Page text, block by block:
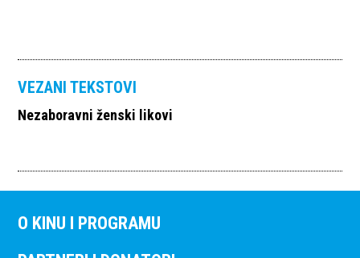
VEZANI TEKSTOVI
Nezaboravni ženski likovi
O KINU I PROGRAMU